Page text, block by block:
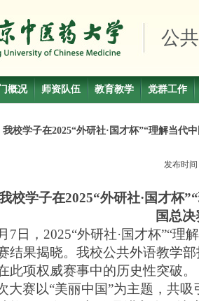
公
概况 师资队伍 教育教学 党群工作
我校学子在2025“外研社·国才杯”“理解当代
发布时
校学子在2025“外研社·国才杯”
国总
月 7 日， 2025“外研社· 国才杯”“理
结果揭晓。我校公共外语教学
此项权威赛事中的历史性突破。
大赛以“美丽中国”为主题，共吸